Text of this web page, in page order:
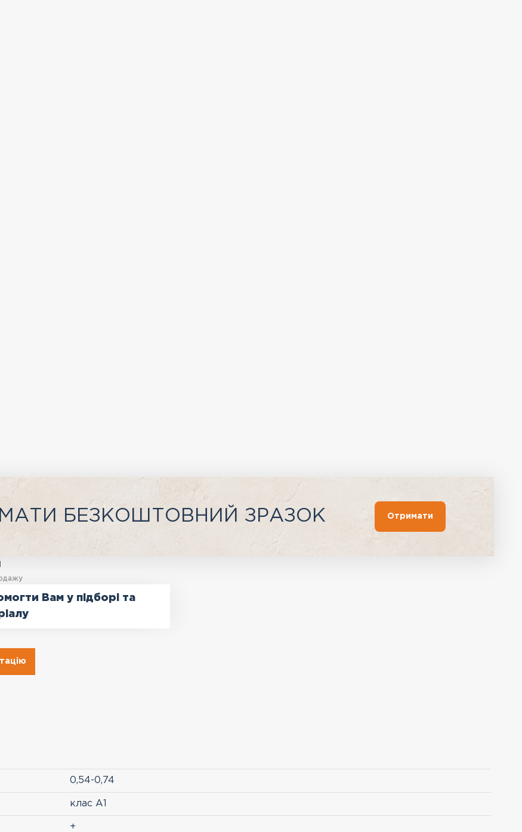
БЕЗКОШТОВНИЙ ЗРАЗОК Отримати
Вам у підборі та
0,54-0,74
клас A1
+